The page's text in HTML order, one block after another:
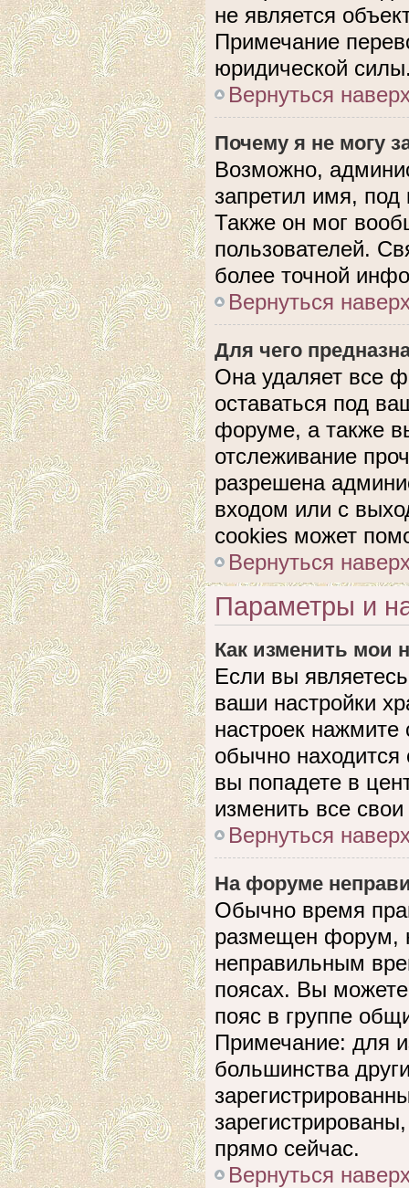
не является
Примечание
юридической
Вернуться
Почему я не могу
Возможно,
запретил имя, под
Также он мог
пользователей.
более точной
Вернуться
Для чего
Она удаляет все
оставаться под
форуме, а также
отслеживание
разрешена
входом или с
cookies может
Вернуться
Параметры и
Как изменить мои
Если вы
ваши настройки
настроек нажмите
обычно
вы попадете в
изменить все свои
Вернуться
На форуме
Обычно время
размещен форум,
неправильным
поясах. Вы
пояс в группе
Примечание: для
большинства
прямо сейчас.
Вернуться